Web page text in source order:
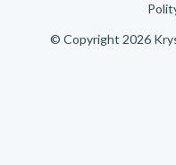
© Copyright 2026